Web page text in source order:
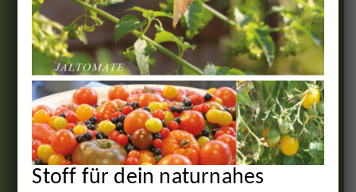
Stoff für dein naturnahes